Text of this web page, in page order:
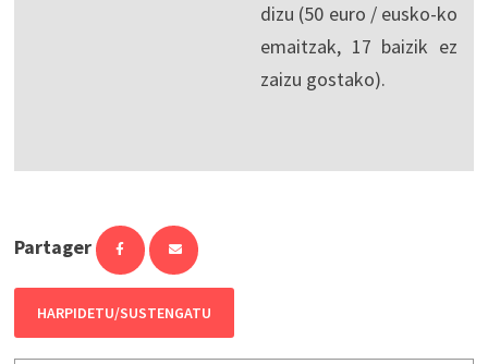
dizu (50 euro / eusko-ko
emaitzak, 17 baizik ez
zaizu gostako).
Partager
HARPIDETU/SUSTENGATU